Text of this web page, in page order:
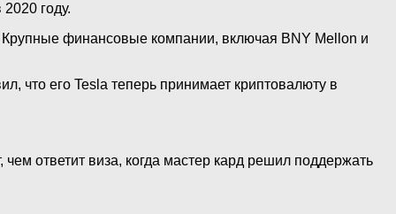
году.
финансовые компании, включая BNY Mellon и
что его Tesla теперь принимает криптовалюту в
ответит виза, когда мастер кард решил поддержать